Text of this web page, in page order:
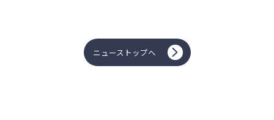
ニューストップへ